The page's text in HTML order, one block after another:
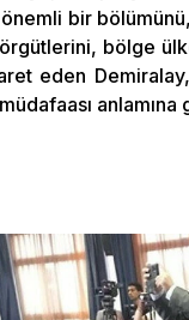
önemli bir
örgütlerini, bölge
eden